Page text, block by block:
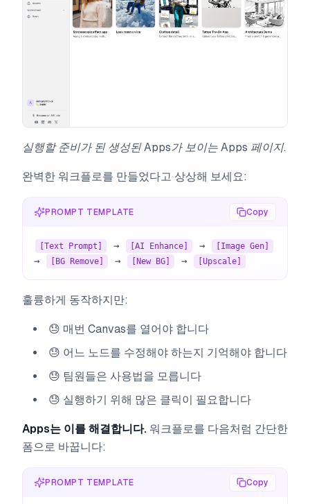
실행할 준비가 된 생성된 Apps가 보이는 Apps 페이지.
완벽한 워크플로를 만들었다고 상상해 보세요:
PROMPT TEMPLATE Copy
[Text Prompt] → [AI Enhance] → [Image Gen]
→ [BG Remove] → [New BG] → [Upscale]
훌륭하게 동작하지만:
😓 매번 Canvas를 열어야 합니다
😓 어느 노드를 수정해야 하는지 기억해야 합니다
😓 팀원들은 사용법을 모릅니다
😓 실행하기 위해 많은 클릭이 필요합니다
Apps는 이를 해결합니다. 워크플로를 다음처럼 간단한
폼으로 바꿉니다:
PROMPT TEMPLATE Copy